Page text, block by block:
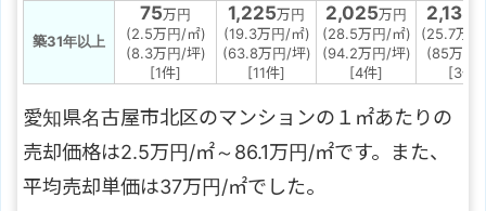
築31年以上
75万円
(2.5万円/㎡)
(8.3万円/坪)
[1件]
1,225万円
(19.3万円/㎡)
(63.8万円/坪)
[11件]
2,025万円
(28.5万円/㎡)
(94.2万円/坪)
[4件]
2,133
(25.7万
(85万円/
[3件]
愛知県名古屋市北区のマンションの１㎡あたりの
売却価格は2.5万円/㎡～86.1万円/㎡です。また、
平均売却単価は37万円/㎡でした。